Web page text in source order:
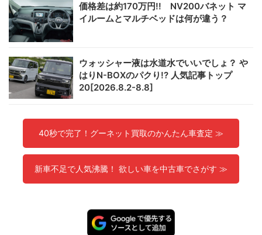
価格差は約170万円!! NV200バネット マ
イルームとマルチベッドは何が違う？
ウォッシャー液は水道水でいいでしょ？ や
はりN-BOXのパクり!? 人気記事トップ
20[2026.8.2-8.8]
40秒で完了！グーネット買取のかんたん車査定 ≫
新車不足で人気沸騰！ 欲しい車を中古車でさがす ≫